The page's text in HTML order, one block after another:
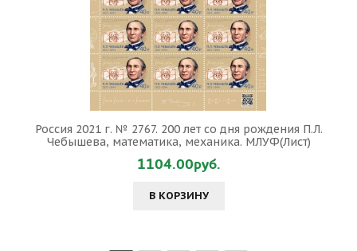
Россия 2021 г. № 2767. 200 лет со дня рождения П.Л.
Чебышева, математика, механика. МЛУФ(Лист)
1104.00руб.
В КОРЗИНУ